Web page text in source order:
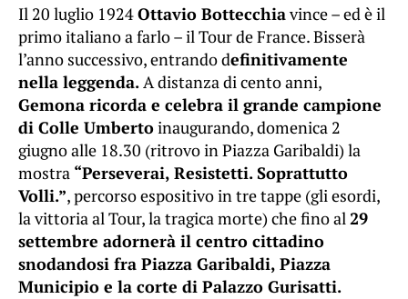
Il 20 luglio 1924Ottavio Bottecchiavince – ed è il
primo italiano a farlo – il Tour de France. Bisserà
l’anno successivo, entrando definitivamente
nella leggenda.A distanza di cento anni,
Gemona ricorda e celebra il grande campione
di Colle Umbertoinaugurando, domenica 2
giugno alle 18.30 (ritrovo in Piazza Garibaldi) la
mostra “Perseverai, Resistetti. Soprattutto
Volli.”, percorso espositivo in tre tappe (gli esordi,
la vittoria al Tour, la tragica morte) che fino al29
settembre adornerà il centro cittadino
snodandosi fra Piazza Garibaldi, Piazza
Municipio e la corte di Palazzo Gurisatti.